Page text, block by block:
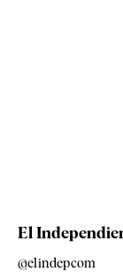
El
@elindepcom